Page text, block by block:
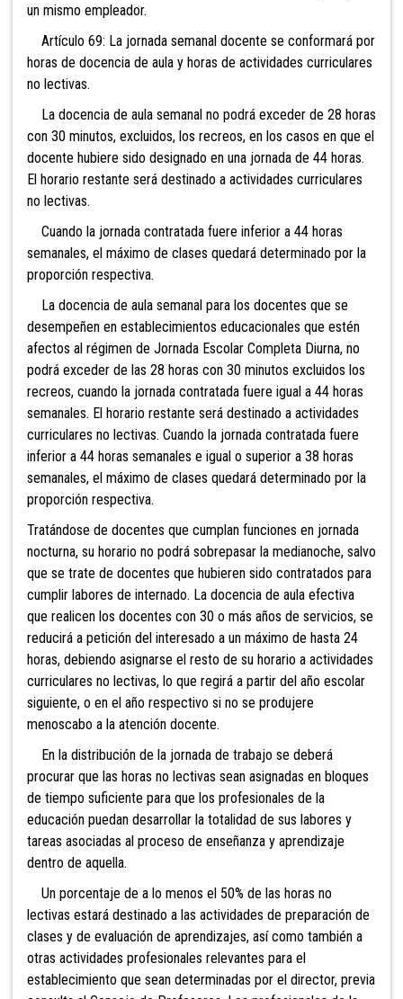
un mismo empleador.
Artículo 69: La jornada semanal docente se conformará por
horas de docencia de aula y horas de actividades curriculares
no lectivas.
La docencia de aula semanal no podrá exceder de 28 horas
con 30 minutos, excluidos, los recreos, en los casos en que el
docente hubiere sido designado en una jornada de 44 horas.
El horario restante será destinado a actividades curriculares
no lectivas.
Cuando la jornada contratada fuere inferior a 44 horas
semanales, el máximo de clases quedará determinado por la
proporción respectiva.
La docencia de aula semanal para los docentes que se
desempeñen en establecimientos educacionales que estén
afectos al régimen de Jornada Escolar Completa Diurna, no
podrá exceder de las 28 horas con 30 minutos excluidos los
recreos, cuando la jornada contratada fuere igual a 44 horas
semanales. El horario restante será destinado a actividades
curriculares no lectivas. Cuando la jornada contratada fuere
inferior a 44 horas semanales e igual o superior a 38 horas
semanales, el máximo de clases quedará determinado por la
proporción respectiva.
Tratándose de docentes que cumplan funciones en jornada
nocturna, su horario no podrá sobrepasar la medianoche, salvo
que se trate de docentes que hubieren sido contratados para
cumplir labores de internado. La docencia de aula efectiva
que realicen los docentes con 30 o más años de servicios, se
reducirá a petición del interesado a un máximo de hasta 24
horas, debiendo asignarse el resto de su horario a actividades
curriculares no lectivas, lo que regirá a partir del año escolar
siguiente, o en el año respectivo si no se produjere
menoscabo a la atención docente.
En la distribución de la jornada de trabajo se deberá
procurar que las horas no lectivas sean asignadas en bloques
de tiempo suficiente para que los profesionales de la
educación puedan desarrollar la totalidad de sus labores y
tareas asociadas al proceso de enseñanza y aprendizaje
dentro de aquella.
Un porcentaje de a lo menos el 50% de las horas no
lectivas estará destinado a las actividades de preparación de
clases y de evaluación de aprendizajes, así como también a
otras actividades profesionales relevantes para el
establecimiento que sean determinadas por el director, previa